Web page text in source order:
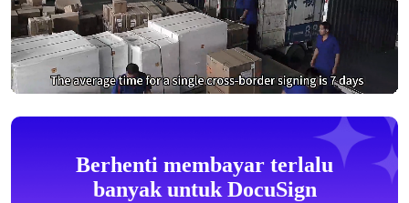
Berhenti membayar terlalu
banyak untuk DocuSign